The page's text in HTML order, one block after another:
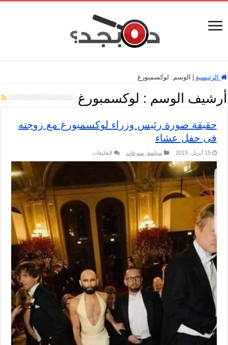
الرئيسية الوسم: لوكسمبورغ
أرشيف الوسم : لوكسمبورغ
حقيقة صورة رئيس وزراء لوكسمبورغ مع زوجته
فى حفل عشاء
15 أبريل، 2019 سياسة منوعات التعليقات
لوكسمبورغ
زوجته
فى
حفل
عشاء